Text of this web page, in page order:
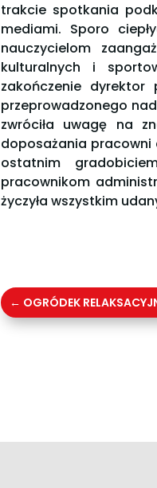
trakcie spotkania
mediami. Sporo
nauczycielom
kulturalnych i
zakończenie
przeprowadzonego
zwróciła uwagę na
doposażania
ostatnim
pracownikom
życzyła wszystkim
← OGRÓDEK